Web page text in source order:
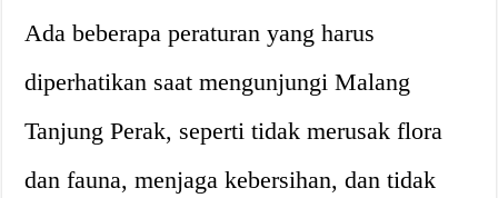
Ada beberapa peraturan yang harus
diperhatikan saat mengunjungi Malang
Tanjung Perak, seperti tidak merusak flora
dan fauna, menjaga kebersihan, dan tidak